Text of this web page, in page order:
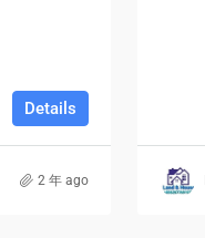
Details
2 年 ago